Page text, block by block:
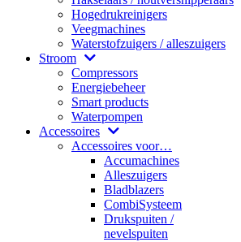
Hogedrukreinigers
Veegmachines
Waterstofzuigers / alleszuigers
Stroom
Compressors
Energiebeheer
Smart products
Waterpompen
Accessoires
Accessoires voor…
Accumachines
Alleszuigers
Bladblazers
CombiSysteem
Drukspuiten /
nevelspuiten